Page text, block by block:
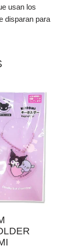
usan los
disparan para